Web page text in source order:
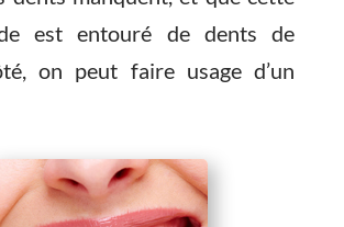
est entouré de dents de
on peut faire usage d’un